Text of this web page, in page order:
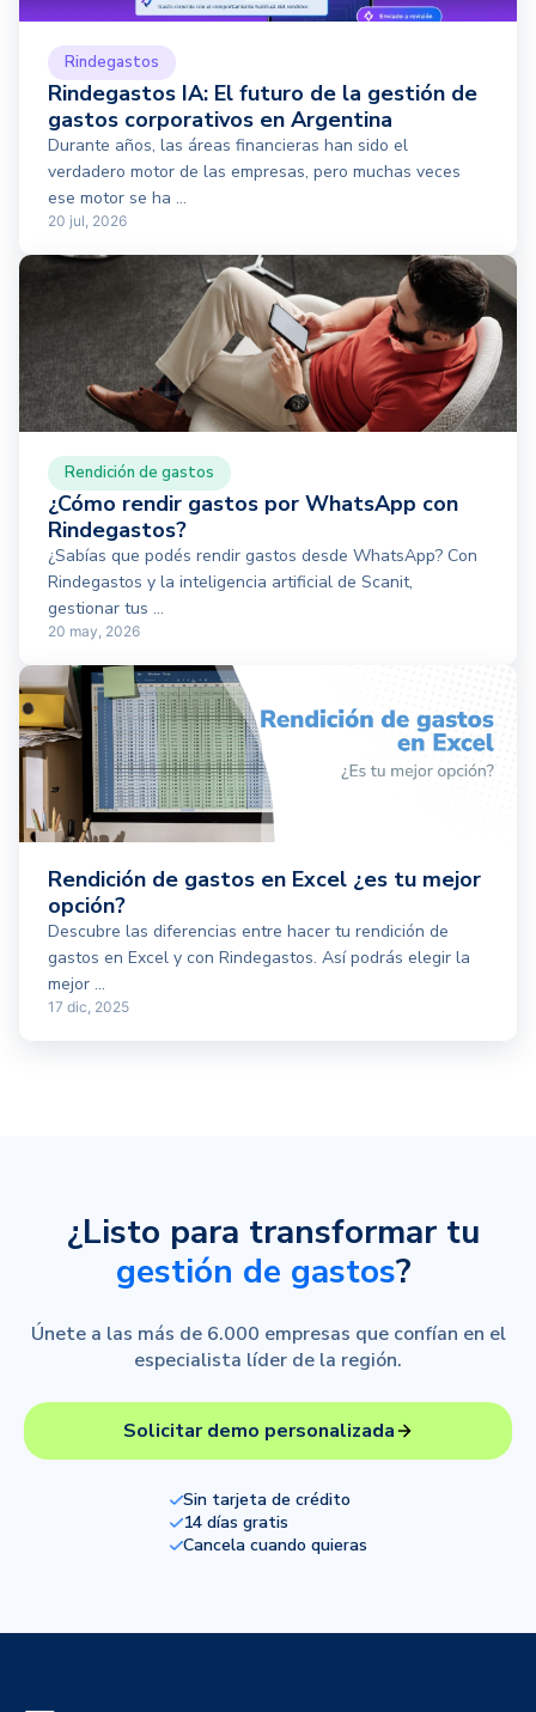
Rindegastos
Rindegastos IA: El futuro de la gestión de
gastos corporativos en Argentina
Durante años, las áreas financieras han sido el
verdadero motor de las empresas, pero muchas veces
ese motor se ha ...
20 jul, 2026
Rendición de gastos
¿Cómo rendir gastos por WhatsApp con
Rindegastos?
¿Sabías que podés rendir gastos desde WhatsApp? Con
Rindegastos y la inteligencia artificial de Scanit,
gestionar tus ...
20 may, 2026
Rendición de gastos en Excel ¿es tu mejor
opción?
Descubre las diferencias entre hacer tu rendición de
gastos en Excel y con Rindegastos. Así podrás elegir la
mejor ...
17 dic, 2025
¿Listo para transformar tu
gestión de gastos?
Únete a las más de 6.000 empresas que confían en el
especialista líder de la región.
Solicitar demo personalizada
Sin tarjeta de crédito
14 días gratis
Cancela cuando quieras